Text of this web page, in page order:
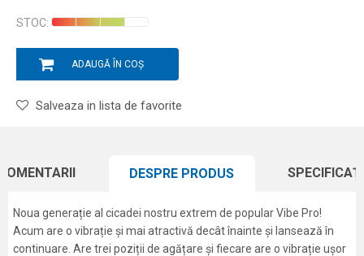
STOC:
ADAUGĂ ÎN COȘ
Salveaza in lista de favorite
DESPRE PRODUS
Noua generație al cicadei nostru extrem de popular Vibe Pro!
Acum are o vibrație și mai atractivă decât înainte și lansează în
continuare. Are trei poziții de agățare și fiecare are o vibrație ușor